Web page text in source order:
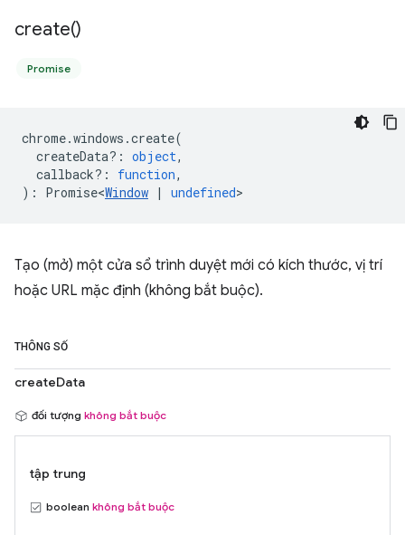
create()
Promise
chrome.windows .create(
createData? : object,
callback? : function,
) : Promise<Window | undefined>
Tạo (mở) một cửa sổ trình duyệt mới có kích thước, vị trí
hoặc URL mặc định (không bắt buộc).
THÔNG SỐ
createData
đối tượng không bắt buộc
tập trung
boolean không bắt buộc